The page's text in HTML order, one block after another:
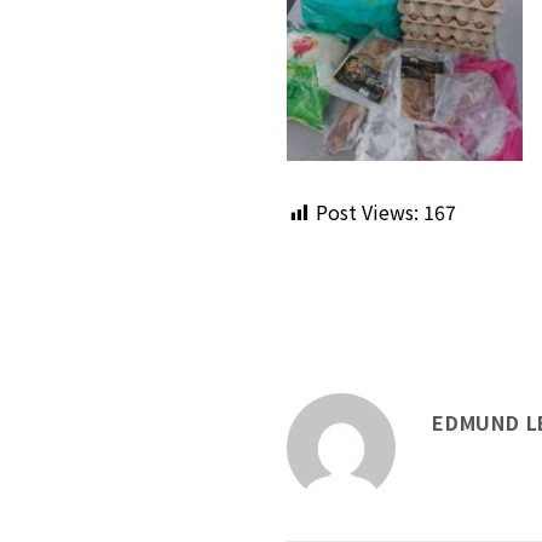
Post Views: 167
EDMUND